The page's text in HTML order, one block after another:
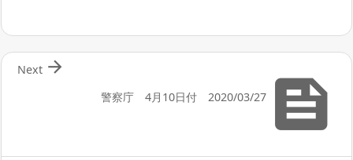

警察庁 4月10日付 2020/03/27

Next